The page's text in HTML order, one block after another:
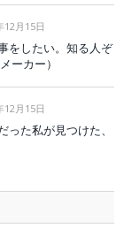
12月15日
をしたい。知る人ぞ
ーカー）
12月15日
った私が見つけた、